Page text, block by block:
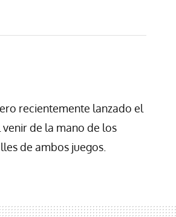
recientemente lanzado el
de la mano de los
de ambos juegos.